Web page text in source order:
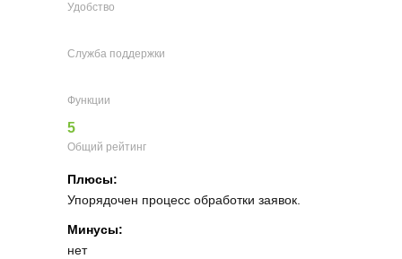
Удобство
Служба поддержки
Функции
5
Общий рейтинг
Плюсы:
Упорядочен процесс обработки заявок.
Минусы:
нет